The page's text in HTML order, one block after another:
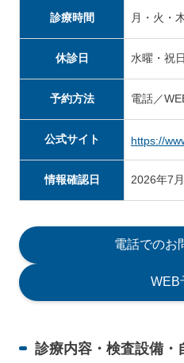
診療時間 月・火・
休診日 水曜・祝
予約方法 電話／
公式サイト https://
情報確認日 2026年7
電話でのお
WEB
診療内容・検査設備・